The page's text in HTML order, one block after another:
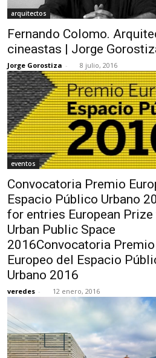
arquitectos
Fernando Colomo.
cineastas | Jorge
Jorge Gorostiza - 8 julio, 2016
eventos
Convocatoria Premio
Espacio Público Urbano
for entries European
Urban Public Space
2016Convocatoria Premio
Europeo del Espacio
Urbano 2016
veredes - 12 enero, 2016